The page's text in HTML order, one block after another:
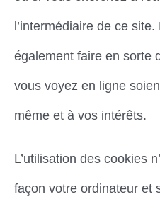
l’intermédiaire de ce
également faire en sorte
vous voyez en ligne
même et à vos intérêts.
L’utilisation des cookies
façon votre ordinateur et